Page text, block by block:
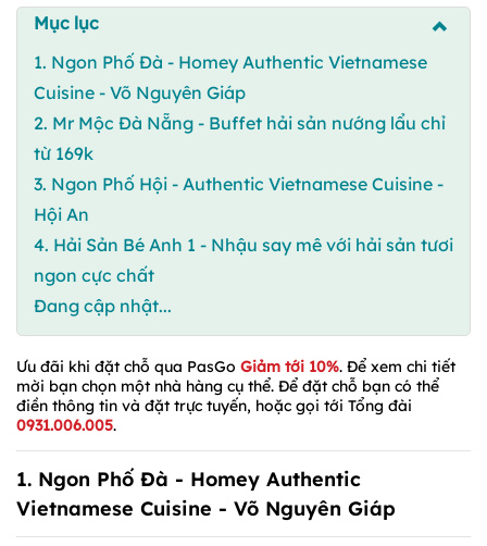
Mục lục
1. Ngon Phố Đà - Homey Authentic Vietnamese
Cuisine - Võ Nguyên Giáp
2. Mr Mộc Đà Nẵng - Buffet hải sản nướng lẩu chỉ
từ 169k
3. Ngon Phố Hội - Authentic Vietnamese Cuisine -
Hội An
4. Hải Sản Bé Anh 1 - Nhậu say mê với hải sản tươi
ngon cực chất
Đang cập nhật...
Ưu đãi khi đặt chỗ qua PasGo Giảm tới 10%. Để xem chi tiết
mời bạn chọn một nhà hàng cụ thể. Để đặt chỗ bạn có thể
điền thông tin và đặt trực tuyến, hoặc gọi tới Tổng đài
0931.006.005.
1. Ngon Phố Đà - Homey Authentic
Vietnamese Cuisine - Võ Nguyên Giáp